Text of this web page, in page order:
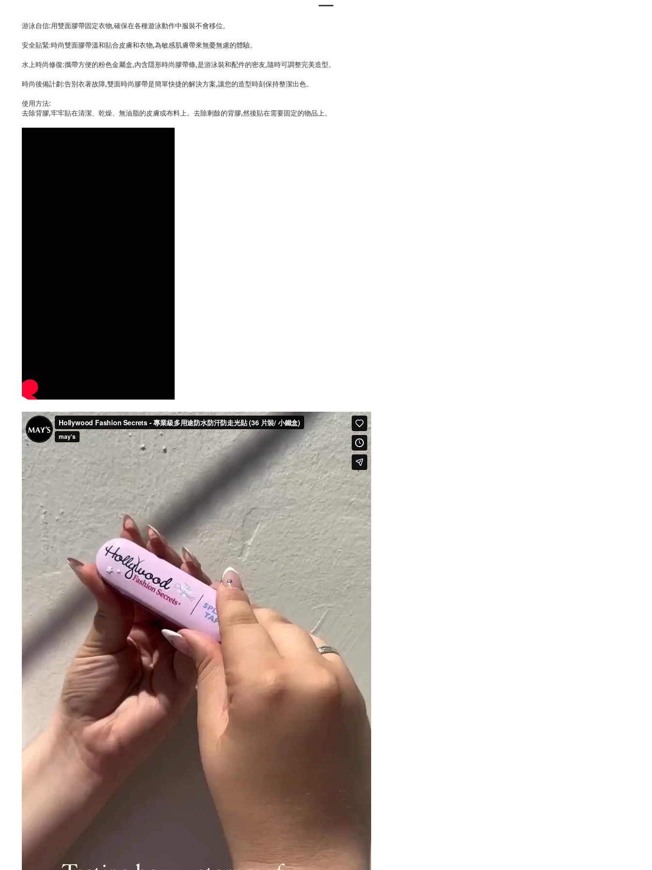
游泳自信:用雙面膠帶固定衣物,確保在各種遊泳動作中服裝不會移位。
安全貼緊:時尚雙面膠帶溫和貼合皮膚和衣物,為敏感肌膚帶來無憂無慮的體驗。
水上時尚修復:攜帶方便的粉色金屬盒,內含隱形時尚膠帶條,是游泳裝和配件的密友,隨時可調整完美造型。
時尚後備計劃:告別衣著故障,雙面時尚膠帶是簡單快捷的解決方案,讓您的造型時刻保持整潔出色。
使用方法:
去除背膠,牢牢貼在清潔、乾燥、無油脂的皮膚或布料上。去除剩餘的背膠,然後貼在需要固定的物品上。